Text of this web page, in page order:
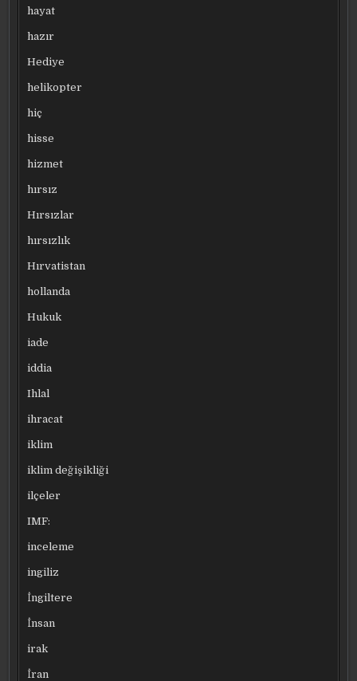
hayat
hazır
Hediye
helikopter
hiç
hisse
hizmet
hırsız
Hırsızlar
hırsızlık
Hırvatistan
hollanda
Hukuk
iade
iddia
Ihlal
ihracat
iklim
iklim değişikliği
ilçeler
IMF:
inceleme
ingiliz
İngiltere
İnsan
irak
İran